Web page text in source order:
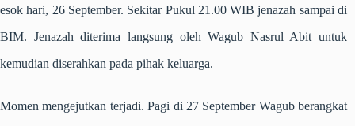
esok hari, 26 September. Sekitar Pukul 21.00 WIB jenazah sampai di
BIM. Jenazah diterima langsung oleh Wagub Nasrul Abit untuk
kemudian diserahkan pada pihak keluarga.
Momen mengejutkan terjadi. Pagi di 27 September Wagub berangkat